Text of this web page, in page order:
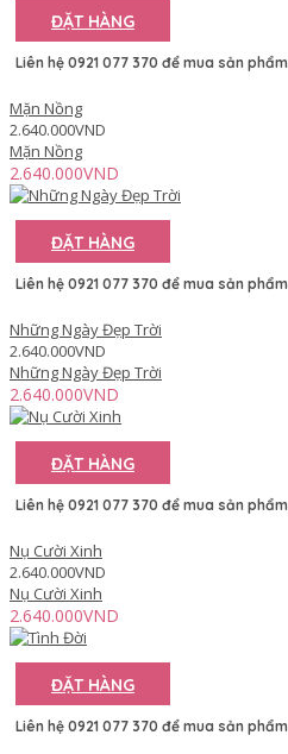
ĐẶT HÀNG
Liên hệ 0921 077 370 để mua sản phẩm
Mặn Nồng
2.640.000VND
Mặn Nồng
2.640.000VND
ĐẶT HÀNG
Liên hệ 0921 077 370 để mua sản phẩm
Những Ngày Đẹp Trời
2.640.000VND
Những Ngày Đẹp Trời
2.640.000VND
ĐẶT HÀNG
Liên hệ 0921 077 370 để mua sản phẩm
Nụ Cười Xinh
2.640.000VND
Nụ Cười Xinh
2.640.000VND
ĐẶT HÀNG
Liên hệ 0921 077 370 để mua sản phẩm